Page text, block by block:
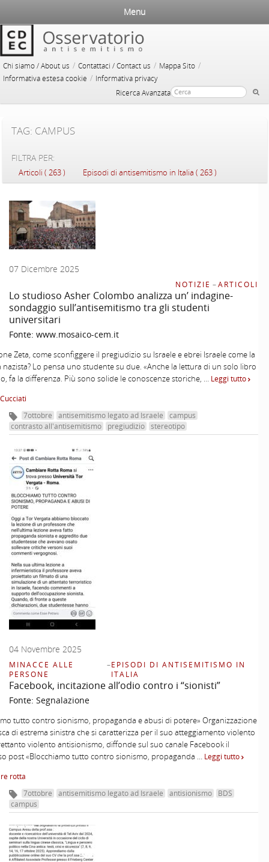
Chi siamo / About us / Contattaci / Contact us / Mappa Sito /
Informativa estesa cookie / Informativa privacy
Ricerca Avanzata
Menu
TAG: CAMPUS
FILTRA PER:
Articoli ( 263 ) Episodi di antisemitismo in Italia ( 263 )
07 Dicembre 2025
NOTIZIE –ARTICOLI
Lo studioso Asher Colombo analizza un’ indagine-
sondaggio sull’antisemitismo tra gli studenti
universitari
Fonte: www.mosaico-cem.it
Zeta, come sconfiggere il pregiudizio su Israele e ebrei Israele come la
nazista? Lo pensa uno studente su due. «Anche la lettura di un solo libro
fa la differenza. Più sono solide le conoscenze storiche, … Leggi tutto
7ottobre antisemitismo legato ad Israele
campus
contrasto all'antisemitismo
pregiudizio stereotipo
04 Novembre 2025
MINACCE ALLE
PERSONE
–EPISODI DI ANTISEMITISMO IN
ITALIA
Facebook, incitazione all’odio contro i “sionisti”
Fonte: Segnalazione
tutto contro sionismo, propaganda e abusi di potere» Organizzazione
di estrema sinistra che si caratterizza per il suo atteggiamento violento
violento antisionismo, diffonde sul suo canale Facebook il
post «Blocchiamo tutto contro sionismo, propaganda … Leggi tutto
rotta
7ottobre antisemitismo legato ad Israele antisionismo
BDS
campus